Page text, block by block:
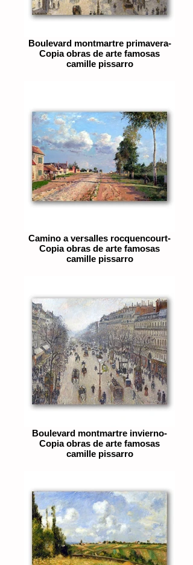
Boulevard montmartre primavera-
Copia obras de arte famosas
camille pissarro
Camino a versalles rocquencourt-
Copia obras de arte famosas
camille pissarro
Boulevard montmartre invierno-
Copia obras de arte famosas
camille pissarro